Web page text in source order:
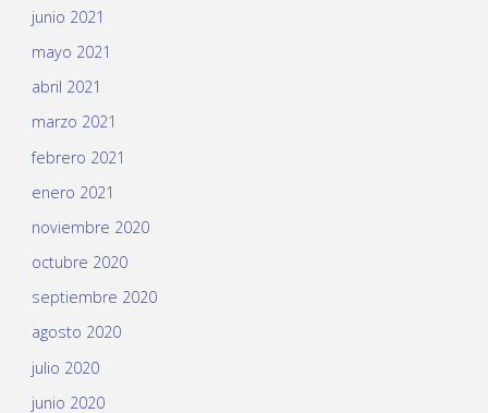
junio 2021
mayo 2021
abril 2021
marzo 2021
febrero 2021
enero 2021
noviembre 2020
octubre 2020
septiembre 2020
agosto 2020
julio 2020
junio 2020